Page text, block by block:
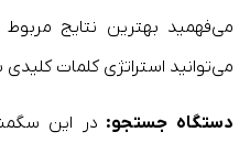
می‌فهمید بهترین نتایج
می‌توانید استراتژی کلمات کلیدی
دستگاه جستجو: در این